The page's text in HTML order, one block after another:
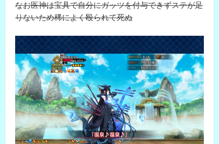
なお医神は宝具で自分にガッツを付与できずステが足
りないため稀によく殴られて死ぬ